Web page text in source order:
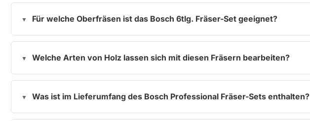
Für welche Oberfräsen ist das Bosch 6tlg. Fräser-Set geeignet?
Welche Arten von Holz lassen sich mit diesen Fräsern bearbeiten?
Was ist im Lieferumfang des Bosch Professional Fräser-Sets enthalten?